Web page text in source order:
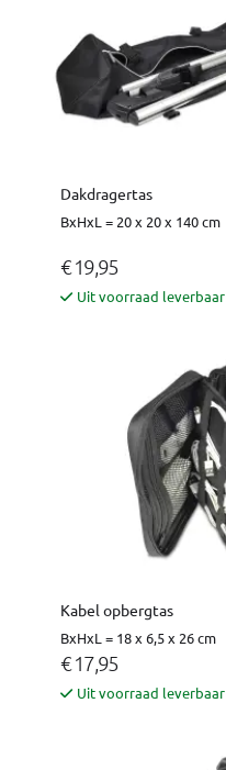
Dakdragertas
BxHxL = 20 x 20 x 140 cm
€ 19,95
Uit voorraad leverbaar
Kabel opbergtas
BxHxL = 18 x 6,5 x 26 cm
€ 17,95
Uit voorraad leverbaar